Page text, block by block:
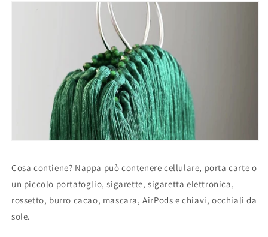
Cosa contiene? Nappa può contenere cellulare, porta carte o
un piccolo portafoglio, sigarette, sigaretta elettronica,
rossetto, burro cacao, mascara, AirPods e chiavi, occhiali da
sole.